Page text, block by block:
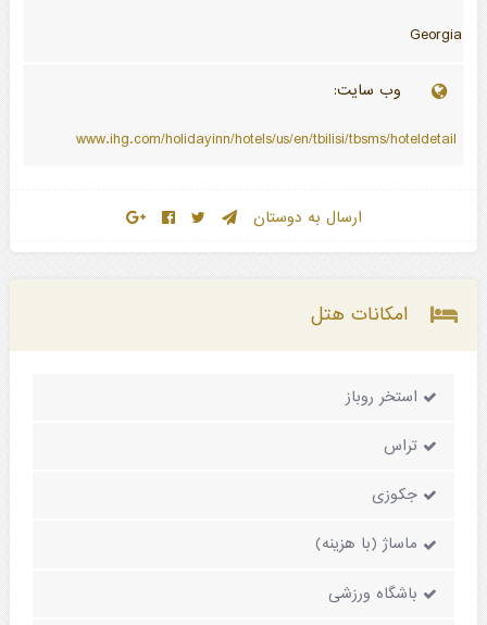
Georgia
وب سایت:
www.ihg.com/holidayinn/hotels/us/en/tbilisi/tbsms/hoteldetail
ارسال به دوستان
امکانات هتل
استخر روباز
تراس
جکوزی
ماساژ (با هزینه)
باشگاه ورزشی